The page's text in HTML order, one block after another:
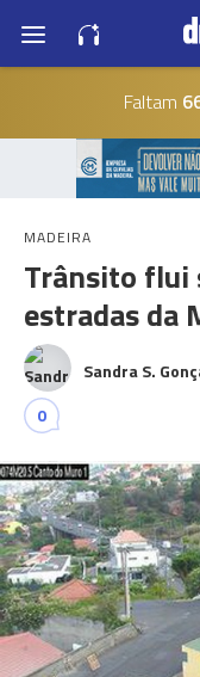
Faltam
MADEIRA
Trânsito flui
estradas da
Sandra S.
0